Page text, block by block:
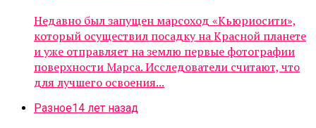
Недавно был запущен марсоход «Кьюриосити»,
который осуществил посадку на Красной планете
и уже отправляет на землю первые фотографии
поверхности Марса. Исследователи считают, что
для лучшего освоения...
Разное14 лет назад